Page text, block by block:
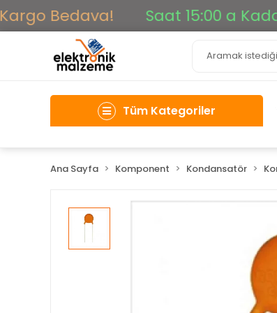
Bedava! Saat 15:00 a
Tüm Kategoriler
Ana Sayfa Komponent Kondansatör